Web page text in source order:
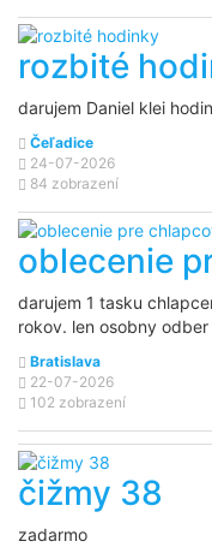
rozbité
darujem Daniel klei
Čeľadice
24-07-2026
84 zobrazení
oblecenie
darujem 1 tasku
rokov. len osobny
Bratislava
22-07-2026
102 zobrazení
čižmy 38
zadarmo